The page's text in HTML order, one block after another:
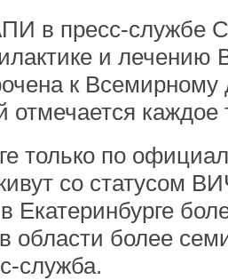
в пресс-службе
и лечению
к
каждое
только по
со статусом
Екатеринбурге
области более
служба.